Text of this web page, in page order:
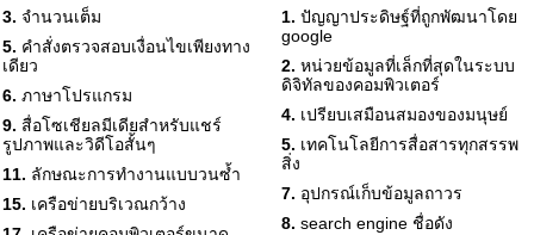
3. จำนวนเต็ม
5. คำสั่งตรวจสอบเงื่อนไขเพียงทาง
เดียว
6. ภาษาโปรแกรม
9. สื่อโซเชียลมีเดียสำหรับแชร์
รูปภาพและวิดีโอสั้นๆ
11. ลักษณะการทำงานแบบวนซ้ำ
15. เครือข่ายบริเวณกว้าง
1. ปัญญาประดิษฐ์ที่ถูกพัฒนาโดย
google
2. หน่วยข้อมูลที่เล็กที่สุดในระบบ
ดิจิทัลของคอมพิวเตอร์
4. เปรียบเสมือนสมองของมนุษย์
5. เทคโนโลยีการสื่อสารทุกสรรพ
สิ่ง
7. อุปกรณ์เก็บข้อมูลถาวร
8. search engine ชื่อดัง